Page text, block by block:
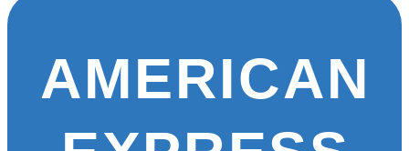
AMERICAN